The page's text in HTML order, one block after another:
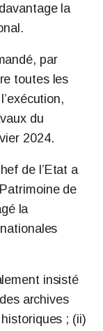
la
par
toutes les
du
2024.
de l’Etat a
de
la
insisté
archives
; (ii)